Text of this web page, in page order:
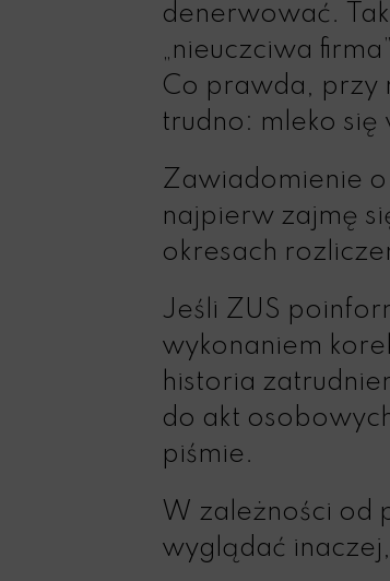
denerwować.
„nieuczciwa
Co prawda, przy
trudno: mleko się
Zawiadomienie o
najpierw zajmę
okresach
Jeśli ZUS
wykonaniem
historia
do akt
piśmie.
W zależności od
wyglądać